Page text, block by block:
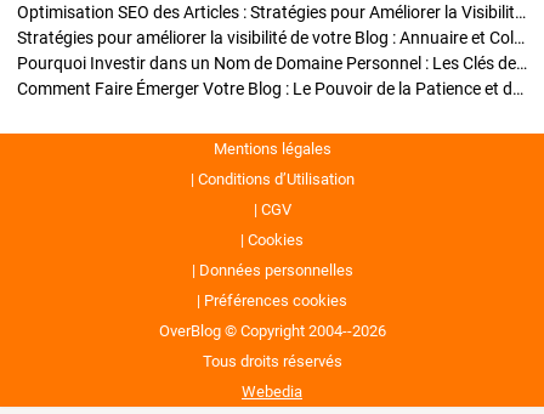
Optimisation SEO des Articles : Stratégies pour Améliorer la Visibilité de Votre Blog
Stratégies pour améliorer la visibilité de votre Blog : Annuaire et Collaborations
Pourquoi Investir dans un Nom de Domaine Personnel : Les Clés de la Réussite de Votre Blog
Comment Faire Émerger Votre Blog : Le Pouvoir de la Patience et de la Persévérance
Mentions légales
Conditions d’Utilisation
CGV
Cookies
Données personnelles
Préférences cookies
OverBlog © Copyright 2004--2026
Tous droits réservés
Webedia